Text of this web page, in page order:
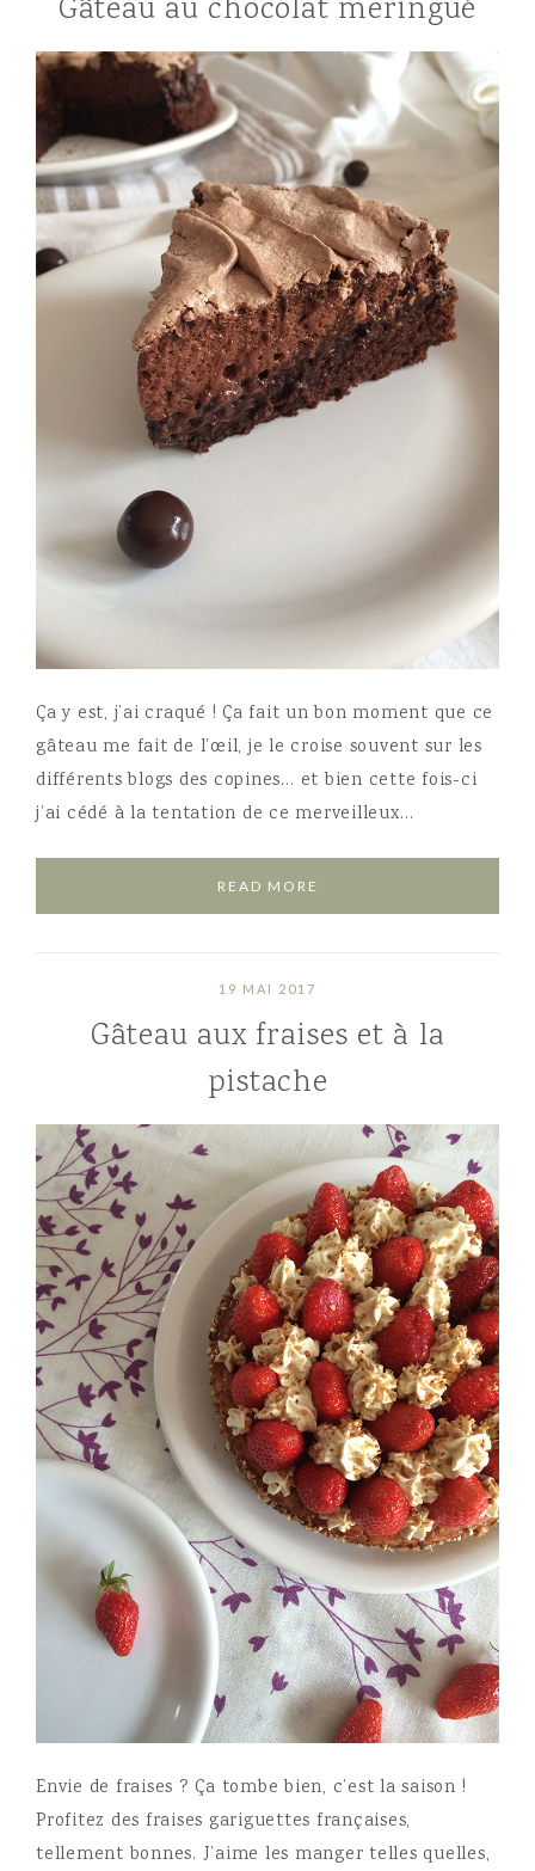
Gâteau au chocolat meringué
Ça y est, j’ai craqué ! Ça fait un bon moment que ce
gâteau me fait de l’œil, je le croise souvent sur les
différents blogs des copines… et bien cette fois-ci
j’ai cédé à la tentation de ce merveilleux…
READ MORE
19 MAI 2017
Gâteau aux fraises et à la
pistache
Envie de fraises ? Ça tombe bien, c’est la saison !
Profitez des fraises gariguettes françaises,
tellement bonnes. J’aime les manger telles quelles,